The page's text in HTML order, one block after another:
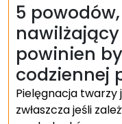
5
powinien
codziennej
Pielęgnacja twarzy
zwłaszcza jeśli